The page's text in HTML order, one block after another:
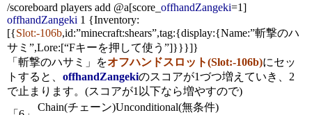
/scoreboard players add @a[score_ offhandZangeki=1]
offhandZangeki 1 {Inventory:
[{Slot:-106b,id:”minecraft:shears”,tag:{display:{Name:”斬撃のハ
サミ”,Lore:[“Fキーを押して使う”]}}}]}
「斬撃のハサミ」をオフハンドスロット(Slot:-106b)にセッ
トすると、 offhandZangekiのスコアが1づつ増えていき、2
で止まります。(スコアが1以下なら増やすので)
Chain(チェーン)Unconditional(無条件)